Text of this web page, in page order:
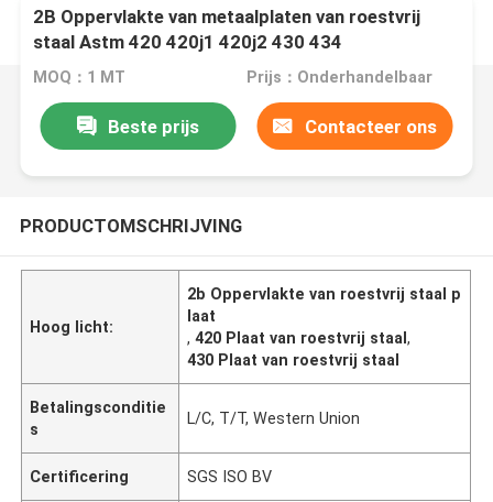
2B Oppervlakte van metaalplaten van roestvrij
staal Astm 420 420j1 420j2 430 434
MOQ：1 MT Prijs：Onderhandelbaar
Beste prijs Contacteer ons
PRODUCTOMSCHRIJVING
Hoog licht:
2b Oppervlakte van roestvrij staal p
laat
,420 Plaat van roestvrij staal,
430 Plaat van roestvrij staal
Betalingsconditie
s
L/C, T/T, Western Union
Certificering SGS ISO BV